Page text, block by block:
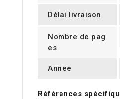
Délai livraison
Nombre de pag
es
Année
Références